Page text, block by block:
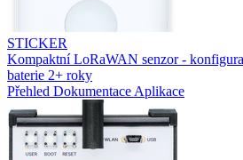
STICKER
Kompaktní LoRaWAN senzor -
baterie 2+ roky
Přehled Dokumentace Aplikace